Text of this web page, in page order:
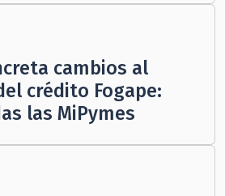
cambios al
crédito Fogape:
las MiPymes